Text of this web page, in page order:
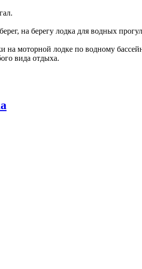
на берегу лодка для водных
на моторной лодке по водному
вида отдыха.